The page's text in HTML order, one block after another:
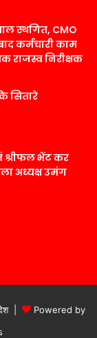
स्थगित, CMO
कर्मचारी काम
राजस्व निरीक्षक
सितारे
श्रीफल भेंट कर
अध्यक्ष उमंग
|
Powered by